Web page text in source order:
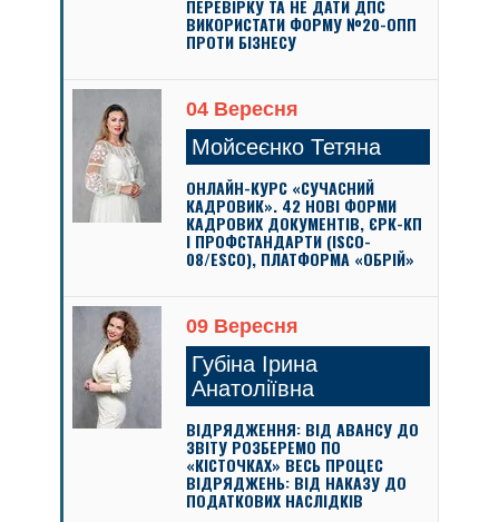
ПЕРЕВІРКУ ТА НЕ ДАТИ ДПС
ВИКОРИСТАТИ ФОРМУ №20-ОПП
ПРОТИ БІЗНЕСУ
04 Вересня
Мойсеєнко Тетяна
ОНЛАЙН-КУРС «СУЧАСНИЙ
КАДРОВИК». 42 НОВІ ФОРМИ
КАДРОВИХ ДОКУМЕНТІВ, ЄРК-КП
І ПРОФСТАНДАРТИ (ISCO-
08/ESCO), ПЛАТФОРМА «ОБРІЙ»
09 Вересня
Губіна Ірина
Анатоліївна
ВІДРЯДЖЕННЯ: ВІД АВАНСУ ДО
ЗВІТУ РОЗБЕРЕМО ПО
«КІСТОЧКАХ» ВЕСЬ ПРОЦЕС
ВІДРЯДЖЕНЬ: ВІД НАКАЗУ ДО
ПОДАТКОВИХ НАСЛІДКІВ